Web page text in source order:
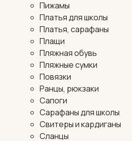
Пижамы
Платья для школы
Платья, сарафаны
Плащи
Пляжная обувь
Пляжные сумки
Повязки
Ранцы, рюкзаки
Сапоги
Сарафаны для школы
Свитеры и кардиганы
Сланцы